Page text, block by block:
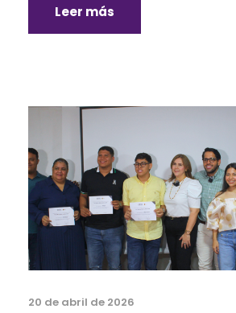
Leer más
20 de abril de 2026